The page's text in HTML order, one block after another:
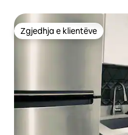
Zgjedhja e klientëve
Zgjedhja e klientëve